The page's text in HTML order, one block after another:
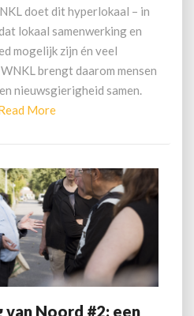
doet dit hyperlokaal – in
lokaal samenwerking en
mogelijk zijn én veel
brengt daarom mensen
nieuwsgierigheid samen.
MoreRead
van Noord #2: een